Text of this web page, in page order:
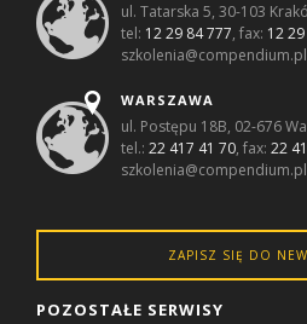
ul. Tatarska 5, 30-103
tel: 12 29 84 777, fax: 12
szkolenia@compendium.pl
WARSZAWA
ul. Postępu 18B, 02-676
tel.:22 417 41 70, fax:22
szkolenia@compendium.pl
ZAPISZ SIĘ DO
POZOSTAŁE SERWISY